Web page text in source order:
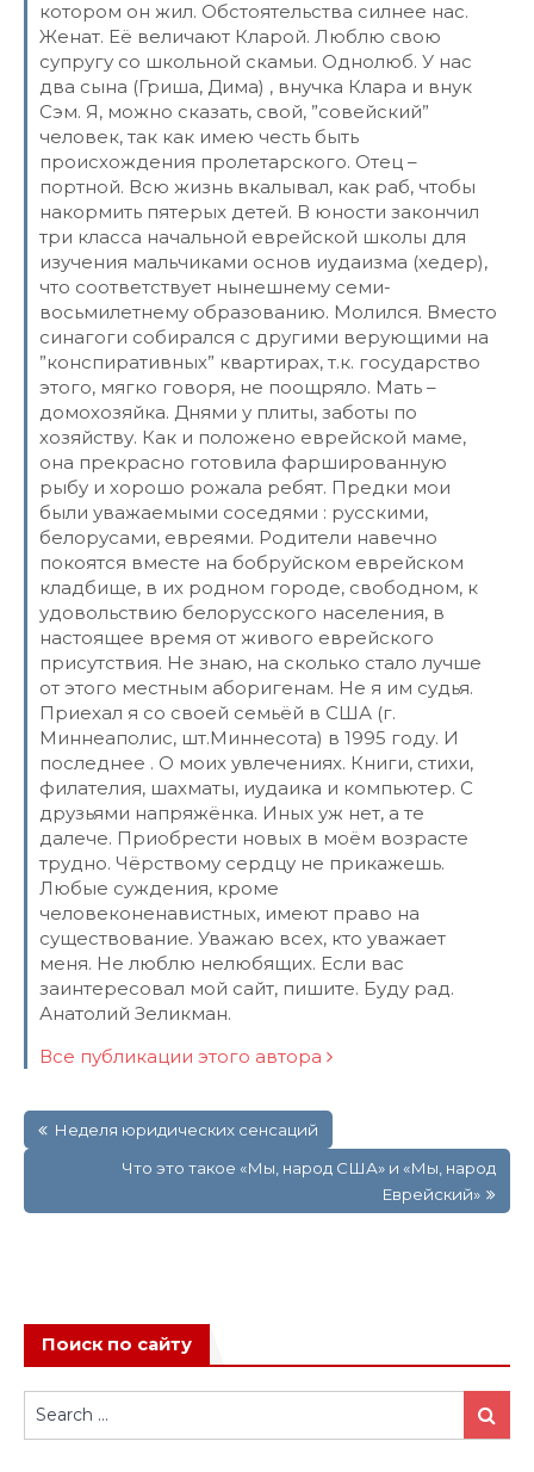
котором он жил. Обстоятельства силнее нас.
Женат. Её величают Кларой. Люблю свою
супругу со школьной скамьи. Однолюб. У нас
два сына (Гриша, Дима) , внучка Клара и внук
Сэм. Я, можно сказать, свой, ”совейский”
человек, так как имею честь быть
происхождения пролетарского. Отец –
портной. Всю жизнь вкалывал, как раб, чтобы
накормить пятерых детей. В юности закончил
три класса начальной еврейской школы для
изучения мальчиками основ иудаизма (хедер),
что соответствует нынешнему семи-
восьмилетнему образованию. Молился. Вместо
синагоги собирался с другими верующими на
”конспиративных” квартирах, т.к. государство
этого, мягко говоря, не поощряло. Мать –
домохозяйка. Днями у плиты, заботы по
хозяйству. Как и положено еврейской маме,
она прекрасно готовила фаршированную
рыбу и хорошо рожала ребят. Предки мои
были уважаемыми соседями : русскими,
белорусами, евреями. Родители навечно
покоятся вместе на бобруйском еврейском
кладбище, в их родном городе, свободном, к
удовольствию белорусского населения, в
настоящее время от живого еврейского
присутствия. Не знаю, на сколько стало лучше
от этого местным аборигенам. Не я им судья.
Приехал я со своей семьёй в США (г.
Миннеаполис, шт.Миннесота) в 1995 году. И
последнее . О моих увлечениях. Книги, стихи,
филателия, шахматы, иудаика и компьютер. С
друзьями напряжёнка. Иных уж нет, а те
далече. Приобрести новых в моём возрасте
трудно. Чёрствому сердцу не прикажешь.
Любые суждения, кроме
человеконенавистных, имеют право на
существование. Уважаю всех, кто уважает
меня. Не люблю нелюбящих. Если вас
заинтересовал мой сайт, пишите. Буду рад.
Анатолий Зеликман.
Все публикации этого автора
по
записям
Неделя юридических сенсаций
Что это такое «Мы, народ США» и «Мы, народ
Еврейский»
Поиск по сайту
for:
Search